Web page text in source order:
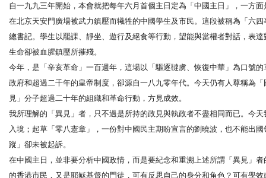
自一九九三年開始，本會就把每年六月首個主日定為「中國主日」，一方
在北京天安門廣場被武力鎮壓而犧牲的中國學生及市民。這段被稱為「六
總書記。學生以罷課、靜坐、遊行及絕食等行動，望能與當權者對話，表
生命卻被血腥鎮壓所摧殘。
今年，是「辛亥革命」一百週年，這場以「驅逐韃虜、恢復中華」為口號
政府和超過二千年的皇帝制度，卻源自一八九零年代。今天仍有人尊稱為
見」分子超過二十年的組織和革命行動，方見成效。
我所理解的「異見」者，只不過是所持的政見與執政者不盡相同而已。今
入境；起草「零八憲章」，一份對中國民主期盼宣言的劉曉波，也不能出
蹤」卻未被起訴。
在中國主日，並非要分析中國政情，而是要紀念和重溯上述所謂「異見」
的香港市民，又是耶穌基督的門徒，可有反思自己的身分和角色？可有學